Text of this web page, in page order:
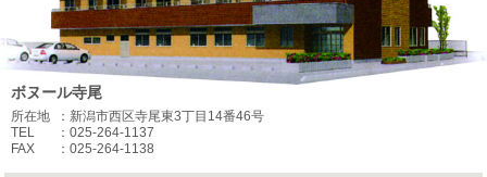
ボヌール寺尾
所在地
：新潟市西区寺尾東3丁目14番46号
TEL
：025-264-1137
FAX
：025-264-1138